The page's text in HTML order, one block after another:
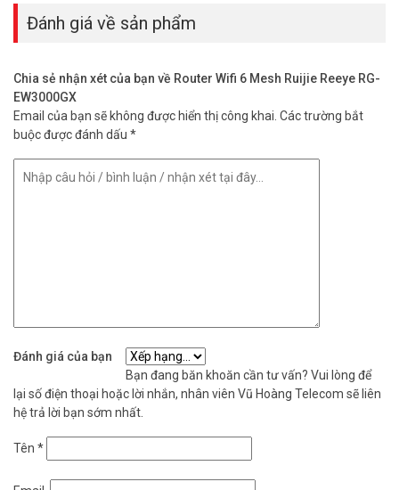
20-30 nhân viên. Tốc độ cao hỗ trợ họp trực tuyến và quản lý dữ
liệu hiệu quả. Công nghệ Mesh phủ sóng mọi khu vực văn phòng.
trợ VLAN tách mạng, tăng bảo mật. Quản lý từ xa qua app giúp tiết
kiệm thời gian vận hành.
Thông số kỹ thuật sản phẩm Router Wifi 6
– Cổng WAN: 1 x 10/100/1000 Mbps Base-T WAN | 1 x
10/100/1000 Mbps Base-T WAN/LAN
Đánh giá về sản phẩm
Chia sẻ nhận xét của bạn về Router Wifi 6 Mesh Ruijie Reeye RG-
EW3000GX
Email của bạn sẽ không được hiển thị công khai. Các trường bắt
buộc được đánh dấu *
Đánh giá của bạn
Bạn đang băn khoăn cần tư vấn? Vui lòng để
lại số điện thoại hoặc lời nhắn, nhân viên Vũ Hoàng Telecom sẽ liên
hệ trả lời bạn sớm nhất.
Tên *